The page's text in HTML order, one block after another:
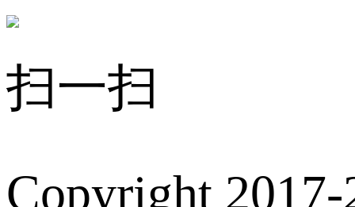
扫一扫
Copyright